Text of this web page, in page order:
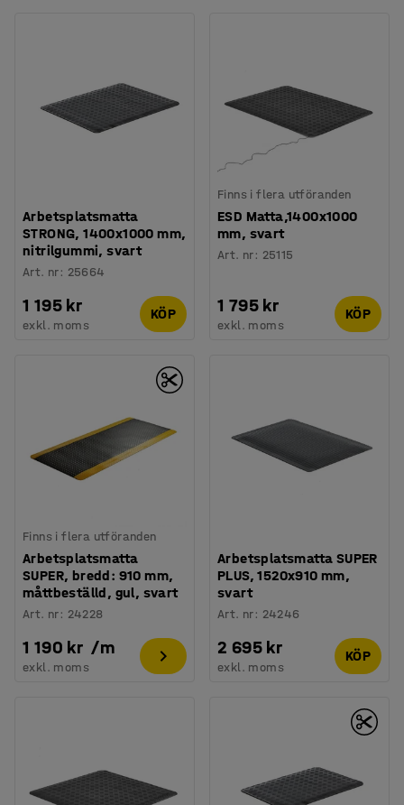
Arbetsplatsmatta
STRONG, 1400x1000 mm,
nitrilgummi, svart
Art. nr: 25664
1 195 kr
exkl. moms
KÖP
Finns i flera utföranden
ESD Matta,1400x1000
mm, svart
Art. nr: 25115
1 795 kr
exkl. moms
KÖP
Finns i flera utföranden
Arbetsplatsmatta
SUPER, bredd: 910 mm,
måttbeställd, gul, svart
Art. nr: 24228
1 190 kr /m
exkl. moms
Arbetsplatsmatta SUPER
PLUS, 1520x910 mm,
svart
Art. nr: 24246
2 695 kr
exkl. moms
KÖP